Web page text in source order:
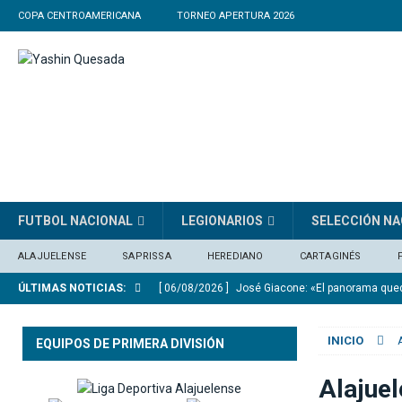
COPA CENTROAMERICANA TORNEO APERTURA 2026
FUTBOL NACIONAL LEGIONARIOS SELECCIÓN
ALAJUELENSE SAPRISSA HEREDIANO CARTAGINÉS
ÚLTIMAS NOTICIAS: [ 06/08/2026 ] José Giacone: «El panorama
[ 06/08/2026 ] Medford: “En el Mundial vi
Saprissa consigue un triunfo
INICIO
EQUIPOS DE PRIMERA DIVISIÓN